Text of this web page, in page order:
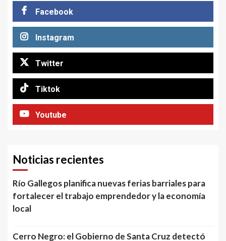
Facebook
Instagram
Twitter
Tiktok
Youtube
Noticias recientes
Río Gallegos planifica nuevas ferias barriales para
fortalecer el trabajo emprendedor y la economía
local
Cerro Negro: el Gobierno de Santa Cruz detectó